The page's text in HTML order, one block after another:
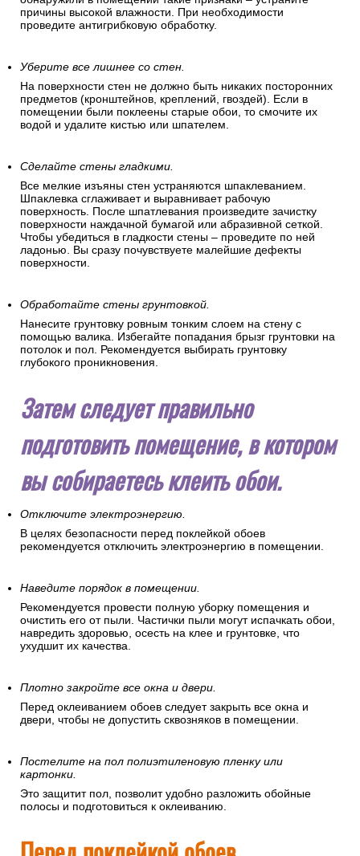
сухими и чистыми.
На стенах, которые имеют внешний контакт с улицей, могут
появляться капли влаги, запах сырости и грибок. Если вы
обнаружили в помещении такие признаки – устраните
причины высокой влажности. При необходимости
проведите антигрибковую обработку.
На поверхности стен не должно быть никаких посторонних
предметов (кронштейнов, креплений, гвоздей). Если в
помещении были поклеены старые обои, то смочите их
водой и удалите кистью или шпателем.
Сделайте стены гладкими.
Все мелкие изъяны стен устраняются шпаклеванием.
поверхность. После шпатлевания произведите зачистку
поверхности наждачной бумагой или абразивной сеткой.
Чтобы убедиться в гладкости стены – проведите по ней
ладонью. Вы сразу почувствуете малейшие дефекты
поверхности.
Нанесите грунтовку ровным тонким слоем на стену с
помощью валика. Избегайте попадания брызг грунтовки на
потолок и пол. Рекомендуется выбирать грунтовку
глубокого проникновения.
Затем следует правильно
подготовить помещение, в котором
Отключите электроэнергию.
В целях безопасности перед поклейкой обоев
рекомендуется отключить электроэнергию в помещении.
Рекомендуется провести полную уборку помещения и
очистить его от пыли. Частички пыли могут испачкать обои,
навредить здоровью, осесть на клее и грунтовке, что
Плотно закройте все окна и двери.
Перед оклеиванием обоев следует закрыть все окна и
двери, чтобы не допустить сквозняков в помещении.
Постелите на пол полиэтиленовую пленку или